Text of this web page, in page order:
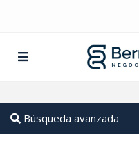
Búsqueda avanzada